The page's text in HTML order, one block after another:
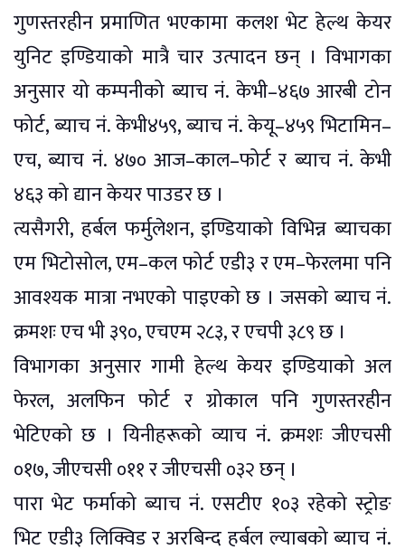
गुणस्तरहीन प्रमाणित भएकामा कलश भेट हेल्थ केयर
युनिट इण्डियाको मात्रै चार उत्पादन छन् । विभागका
अनुसार यो कम्पनीको ब्याच नं. केभी–४६७ आरबी टोन
फोर्ट, ब्याच नं. केभी४५९, ब्याच नं. केयू–४५९ भिटामिन–
एच, ब्याच नं. ४७० आज–काल–फोर्ट र ब्याच नं. केभी
४६३ को द्यान केयर पाउडर छ ।
त्यसैगरी, हर्बल फर्मुलेशन, इण्डियाको विभिन्न ब्याचका
एम भिटोसोल, एम–कल फोर्ट एडी३ र एम–फेरलमा पनि
आवश्यक मात्रा नभएको पाइएको छ । जसको ब्याच नं.
क्रमशः एच भी ३९०, एचएम २८३, र एचपी ३८९ छ ।
विभागका अनुसार गामी हेल्थ केयर इण्डियाको अल
फेरल, अलफिन फोर्ट र ग्रोकाल पनि गुणस्तरहीन
भेटिएको छ । यिनीहरूको व्याच नं. क्रमशः जीएचसी
०१७, जीएचसी ०११ र जीएचसी ०३२ छन् ।
पारा भेट फर्माको ब्याच नं. एसटीए १०३ रहेको स्ट्रोङ
भिट एडी३ लिक्विड र अरबिन्द हर्बल ल्याबको ब्याच नं.